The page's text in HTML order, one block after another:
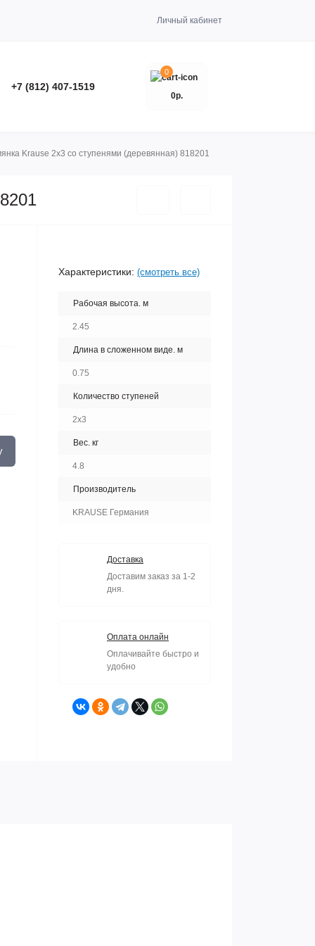
Личный кабинет
+7 (812) 407-1519
0
0р.
Krause 2x3 со ступенями (деревянная) 818201
Характеристики: (смотреть все)
Рабочая высота. м
2.45
Длина в сложенном виде. м
0.75
Количество ступеней
2х3
Вес. кг
4.8
Производитель
KRAUSE Германия
Доставка
Доставим заказ за 1-2
дня.
Оплата онлайн
Оплачивайте быстро и
удобно